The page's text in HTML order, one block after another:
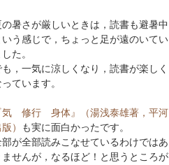
の暑さが厳しいときは，読書も避暑中
いう感じで，ちょっと足が遠のいてい
した。
も，一気に涼しくなり，読書が楽しく
っています。
気 修行 身体』（湯浅泰雄著，平河
）
も実に面白かったです。
部が全部読みこなせているわけではあ
ませんが，なるほど！と思うところが